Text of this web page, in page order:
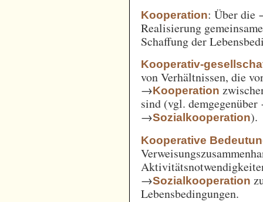
Kooperation: Über
Realisierung
Schaffung der
Kooperativ-
von Verhältnissen, die
→Kooperation
sind (vgl.
→Sozialkooperation).
Kooperative
→Sozialkooperation
Lebensbedingungen.